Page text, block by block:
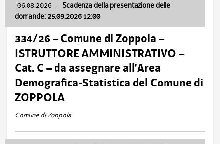
06.08.2026 - Scadenza della presentazione delle
domande: 25.09.2026 12:00
334/26 – Comune di Zoppola –
ISTRUTTORE AMMINISTRATIVO –
Cat. C – da assegnare all’Area
Demografica-Statistica del Comune di
ZOPPOLA
Comune di Zoppola